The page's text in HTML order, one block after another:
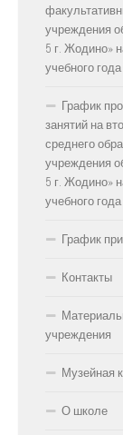
учреждения
5 г. Жодино»
учебного года
График
занятий на
среднего
учреждения
5 г. Жодино»
учебного года
График
Контакты
учреждения
Музейная
О школе